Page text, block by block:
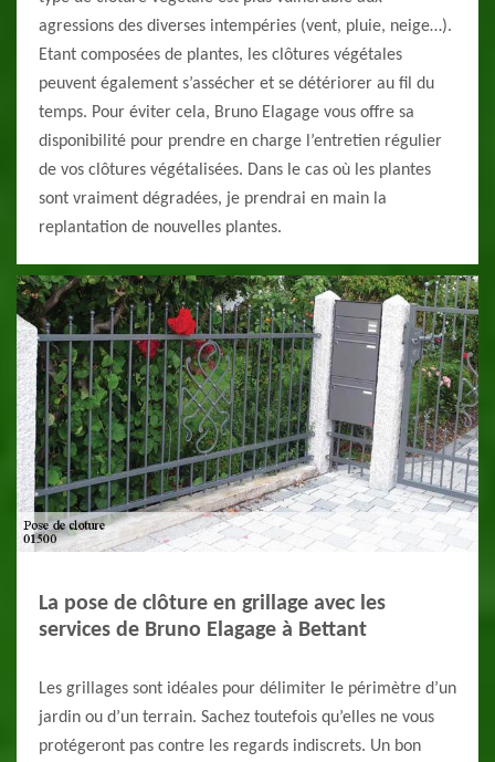
agressions des diverses intempéries (vent, pluie, neige…).
Etant composées de plantes, les clôtures végétales
peuvent également s’assécher et se détériorer au fil du
temps. Pour éviter cela, Bruno Elagage vous offre sa
disponibilité pour prendre en charge l’entretien régulier
de vos clôtures végétalisées. Dans le cas où les plantes
sont vraiment dégradées, je prendrai en main la
replantation de nouvelles plantes.
La pose de clôture en grillage avec les
services de Bruno Elagage à Bettant
Les grillages sont idéales pour délimiter le périmètre d’un
jardin ou d’un terrain. Sachez toutefois qu’elles ne vous
protégeront pas contre les regards indiscrets. Un bon